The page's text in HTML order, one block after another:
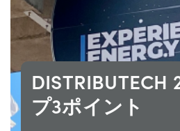
DISTRIBUTECH
プ3ポイント